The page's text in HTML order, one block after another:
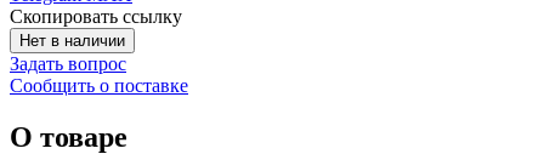
Скопировать ссылку
Нет в наличии
Задать вопрос
Сообщить о поставке
О товаре